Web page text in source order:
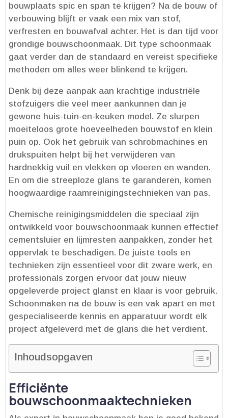
bouwplaats spic en span te krijgen? Na de bouw of
verbouwing blijft er vaak een mix van stof,
verfresten en bouwafval achter.​ Het is dan tijd voor
grondige bouwschoonmaak.​ Dit type schoonmaak
gaat verder dan de standaard en vereist specifieke
methoden om alles weer blinkend te krijgen.​
Denk bij deze aanpak aan krachtige industriële
stofzuigers die veel meer aankunnen dan je
gewone huis-tuin-en-keuken model.​ Ze slurpen
moeiteloos grote hoeveelheden bouwstof en klein
puin op.​ Ook het gebruik van schrobmachines en
drukspuiten helpt bij het verwijderen van
hardnekkig vuil en vlekken op vloeren en wanden.​
En om die streeploze glans te garanderen, komen
hoogwaardige raamreinigingstechnieken van pas.​
Chemische reinigingsmiddelen die speciaal zijn
ontwikkeld voor bouwschoonmaak kunnen effectief
cementsluier en lijmresten aanpakken, zonder het
oppervlak te beschadigen.​ De juiste tools en
technieken zijn essentieel voor dit zware werk, en
professionals zorgen ervoor dat jouw nieuw
opgeleverde project glanst en klaar is voor gebruik.​
Schoonmaken na de bouw is een vak apart en met
gespecialiseerde kennis en apparatuur wordt elk
project afgeleverd met de glans die het verdient.​
Inhoudsopgaven
Efficiënte
bouwschoonmaaktechnieken